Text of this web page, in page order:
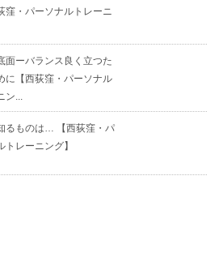
・パーソナルトレーニ
面ーバランス良く立つた
に【西荻窪・パーソナル
ン...
るものは… 【西荻窪・パ
トレーニング】